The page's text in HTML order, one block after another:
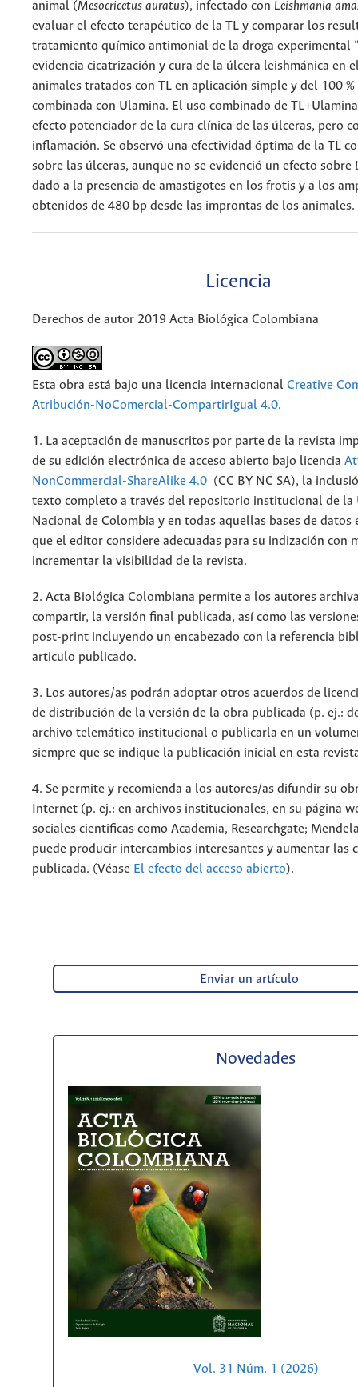
animal (Mesocricetus auratus), infectado con Leishmania
evaluar el efecto terapéutico de la TL y comparar los
tratamiento químico antimonial de la droga experimental
evidencia cicatrización y cura de la úlcera leishmánica en
animales tratados con TL en aplicación simple y del 100 %
combinada con Ulamina. El uso combinado de
efecto potenciador de la cura clínica de las úlceras, pero
inflamación. Se observó una efectividad óptima de la TL
sobre las úlceras, aunque no se evidenció un efecto sobre
dado a la presencia de amastigotes en los frotis y a los
obtenidos de 480 bp desde las improntas de los animales.
Licencia
Derechos de autor 2019 Acta Biológica Colombiana
Esta obra está bajo una licencia internacional Creative
Atribución-NoComercial-CompartirIgual 4.0.
1. La aceptación de manuscritos por parte de la revista
de su edición electrónica de acceso abierto bajo licencia
NonCommercial-ShareAlike 4.0 (CC BY NC SA), la
texto completo a través del repositorio institucional de la
Nacional de Colombia y en todas aquellas bases de datos
que el editor considere adecuadas para su indización con
incrementar la visibilidad de la revista.
2. Acta Biológica Colombiana permite a los autores
compartir, la versión final publicada, así como las
post-print incluyendo un encabezado con la referencia
articulo publicado.
3. Los autores/as podrán adoptar otros acuerdos de
de distribución de la versión de la obra publicada (p. ej.:
archivo telemático institucional o publicarla en un
siempre que se indique la publicación inicial en esta
4. Se permite y recomienda a los autores/as difundir su
Internet (p. ej.: en archivos institucionales, en su página
sociales cientificas como Academia, Researchgate;
puede producir intercambios interesantes y aumentar las
publicada. (Véase El efecto del acceso abierto).
Enviar un artículo
Novedades
Vol. 31 Núm. 1 (2026)